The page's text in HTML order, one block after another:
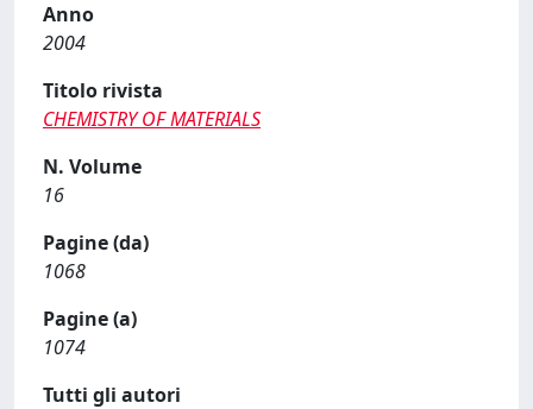
Anno
2004
Titolo rivista
CHEMISTRY OF MATERIALS
N. Volume
16
Pagine (da)
1068
Pagine (a)
1074
Tutti gli autori